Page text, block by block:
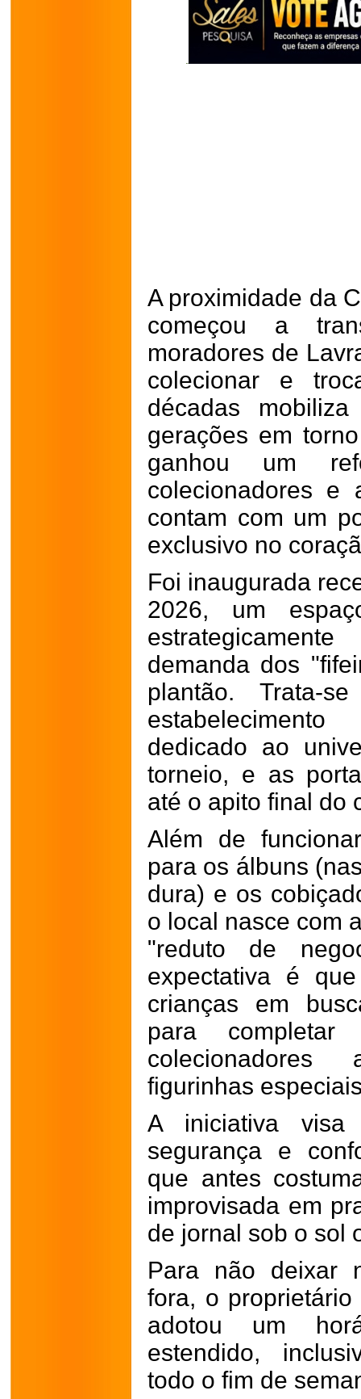
A proximidade da
começou a
moradores de
colecionar e
décadas
gerações em
ganhou um
colecionadores e
contam com um
exclusivo no
Foi inaugurada
2026, um
demanda dos
plantão. Trata-
dedicado ao
torneio, e as
até o apito final do
Além de
para os álbuns
dura) e os
o local nasce com
"reduto de
expectativa é
crianças em
para
figurinhas
A iniciativa
segurança e
que antes
improvisada em
de jornal sob o sol
Para não deixar
fora, o
adotou um
estendido,
todo o fim de